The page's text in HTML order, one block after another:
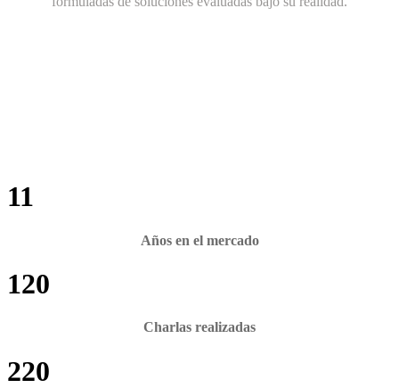
11
Años en el mercado
120
Charlas realizadas
220